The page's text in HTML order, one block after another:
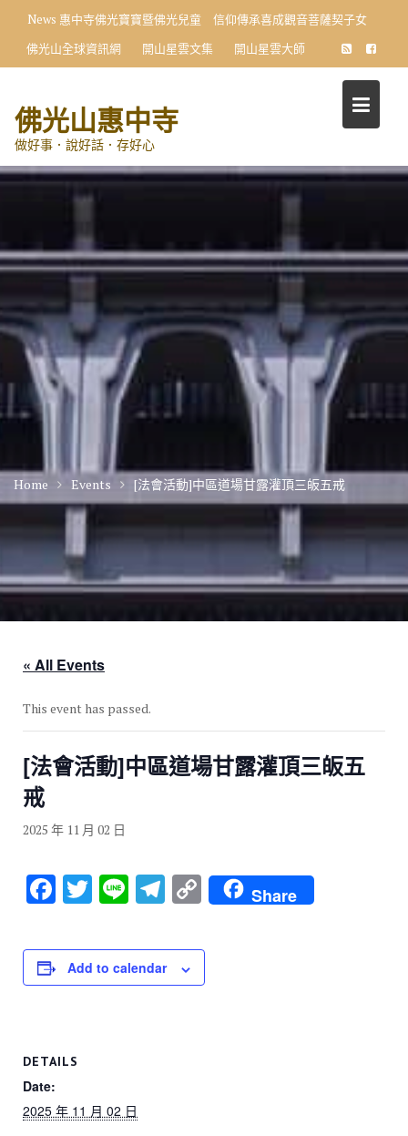
content
News 惠中寺佛光寶寶暨佛光兒童 信仰傳承喜成觀音菩薩契子女
佛光山全球資訊網
開山星雲文集 開山星雲大師
佛光山惠中寺
做好事．說好話．存好心
Home Events [法會活動]中區道場甘露灌頂三皈五戒
« All Events
This event has passed.
[法會活動]中區道場甘露灌頂三皈五
戒
2025 年 11 月 02 日
F
c
e
o
k
T
tt
er
Li
e
T
e
gr
C
o
p
y
Share
Add to calendar
DETAILS
Date:
2025 年 11 月 02 日